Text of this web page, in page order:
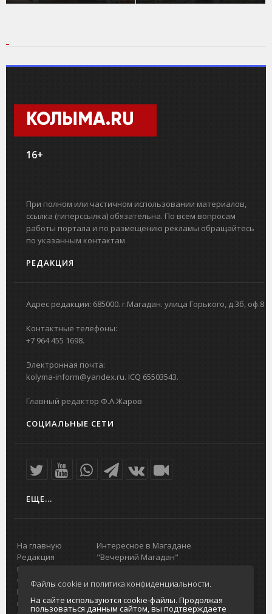
КОЛЫМА.RU
16+
При полном или частичном использовании материалов,
ссылка (гиперссылка) обязательна. По всем вопросам
работы портала и по размещению рекламы обращайтесь
по указанным контактам
РЕДАКЦИЯ
Адрес редакции: 685000. г.Магадан. улица Горького, д.3б, оф.8
Контактные телефоны:
+7 964 455 1698.
Электронная почта:
kolyma-inform@yandex.ru. ICQ 65503543.
Главный редактор Ф.А.Жаров
СОЦИАЛЬНЫЕ СЕТИ
ЕЩЕ...
На главную
Редакция
портала
О проекте
Реклама на
портале
Интересное в Магадане
"Вечерний Магадан"
Городская доска объявлений
Реклама
Главный туристический портал
Колымы
Файлы cookie и политика конфиденциальности.
На сайте используются cookie-файлы. Продолжая
пользоваться данным сайтом, вы подтверждаете